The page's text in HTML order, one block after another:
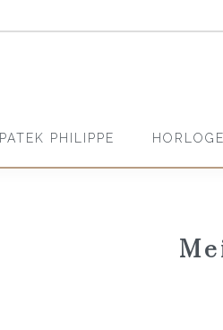
PATEK PHILIPPE